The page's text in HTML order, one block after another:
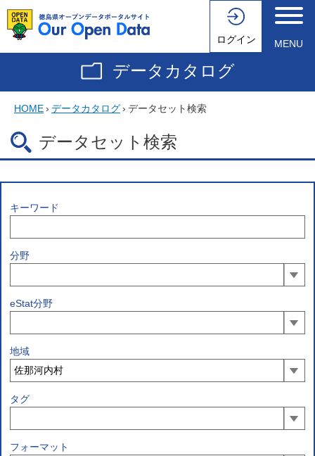
ログイン MENU
データカタログ
HOME› データカタログ› データセット検索
データセット検索
キーワード
分野
eStat分野
地域
タグ
フォーマット